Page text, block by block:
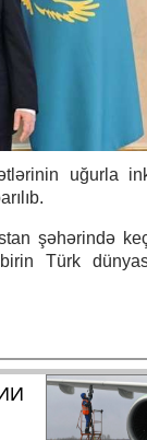
uğurla
şəhərində
Türk